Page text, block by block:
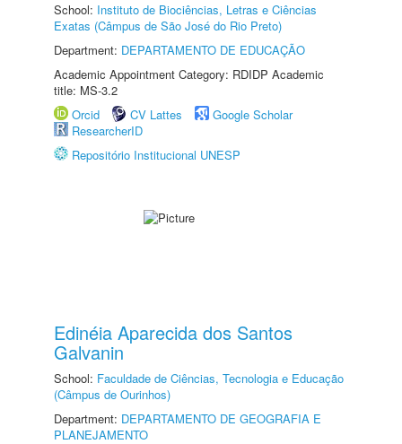
School: Instituto de Biociências, Letras e Ciências
Exatas (Câmpus de São José do Rio Preto)
Department: DEPARTAMENTO DE EDUCAÇÃO
Academic Appointment Category: RDIDP Academic
title: MS-3.2
Orcid
CV Lattes
Google Scholar
ResearcherID
Repositório Institucional UNESP
Edinéia Aparecida dos Santos
Galvanin
School: Faculdade de Ciências, Tecnologia e Educação
(Câmpus de Ourinhos)
Department: DEPARTAMENTO DE GEOGRAFIA E
PLANEJAMENTO